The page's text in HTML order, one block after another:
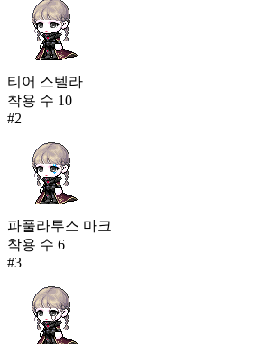
티어 스텔라
착용 수 10
#2
파풀라투스 마크
착용 수 6
#3